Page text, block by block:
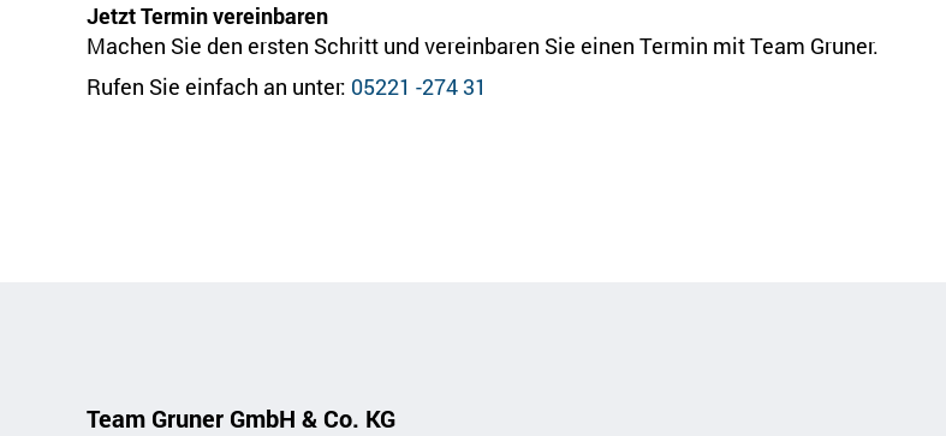
Jetzt Termin vereinbaren
Machen Sie den ersten Schritt und vereinbaren Sie einen Termin mit Team Gruner.
Rufen Sie einfach an unter: 05221 -274 31
Team Gruner GmbH & Co. KG